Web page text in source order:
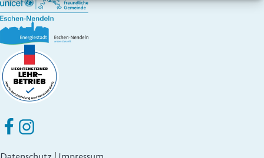
Eschen Nendeln auf Facebook
Eschen Nendeln auf Instagram